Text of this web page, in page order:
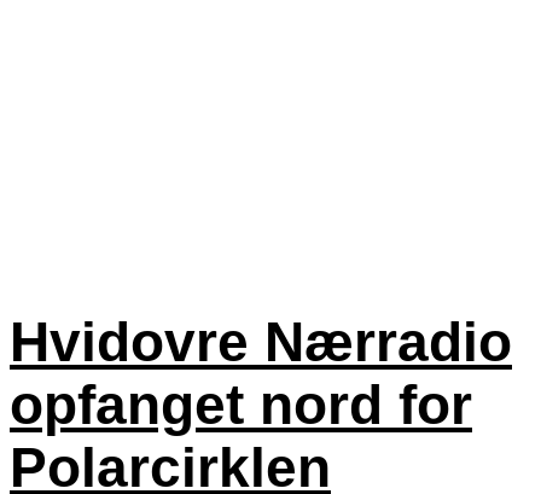
Hvidovre Nærradio
opfanget nord for
Polarcirklen